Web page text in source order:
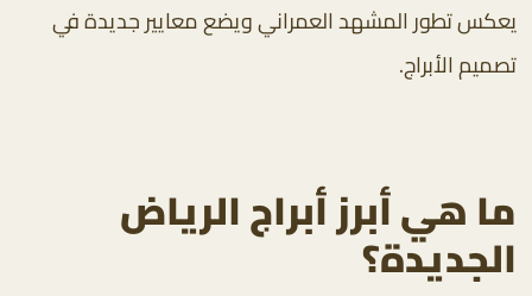
يعكس تطور المشهد العمراني ويضع معايير جديدة في
تصميم الأبراج.
ما هي أبرز أبراج الرياض
الجديدة؟